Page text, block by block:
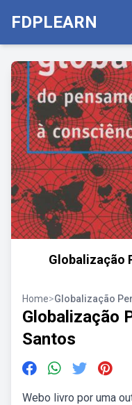
FDPLEARN
Globalização
Home>Globalização
Globalização
Santos
Webo livro por uma